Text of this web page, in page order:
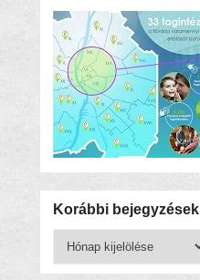
Korábbi bejegyzések
bejegyzések